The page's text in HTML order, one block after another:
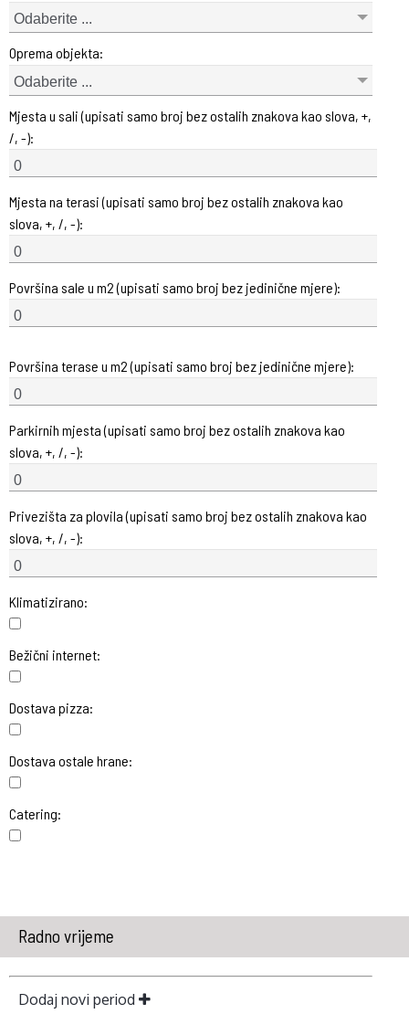
Odaberite ...
Oprema objekta:
Odaberite ...
Mjesta u sali (upisati samo broj bez ostalih znakova kao slova, +,
/, -):
Mjesta na terasi (upisati samo broj bez ostalih znakova kao
slova, +, /, -):
Površina sale u m2 (upisati samo broj bez jedinične mjere):
Površina terase u m2 (upisati samo broj bez jedinične mjere):
Parkirnih mjesta (upisati samo broj bez ostalih znakova kao
slova, +, /, -):
Privezišta za plovila (upisati samo broj bez ostalih znakova kao
slova, +, /, -):
Klimatizirano:
Bežični internet:
Dostava pizza:
Dostava ostale hrane:
Catering:
Radno vrijeme
Dodaj novi period